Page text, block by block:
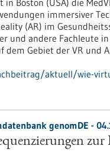
in Boston (USA) die
immersiver
(AR) im
und andere Fachleute
Gebiet der VR und
aktuell/wie-
genomDE -